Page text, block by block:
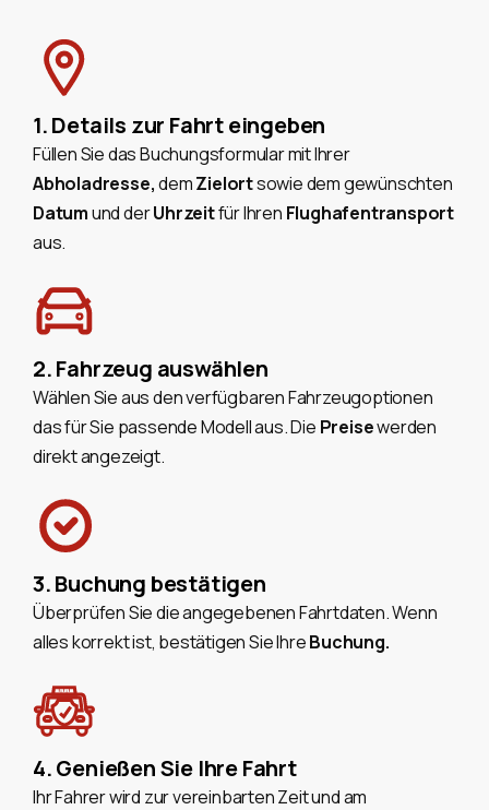
1. Details zur Fahrt eingeben
Füllen Sie das Buchungsformular mit Ihrer
Abholadresse,demZielortsowie dem gewünschten
Datumund derUhrzeitfür Ihren Flughafentransport
aus.
2. Fahrzeug auswählen
Wählen Sie aus den verfügbaren Fahrzeugoptionen
das für Sie passende Modell aus. Die Preisewerden
direkt angezeigt.
3. Buchung bestätigen
Überprüfen Sie die angegebenen Fahrtdaten. Wenn
alles korrekt ist, bestätigen Sie IhreBuchung.
4. Genießen Sie Ihre Fahrt
Ihr Fahrer wird zur vereinbarten Zeit und am